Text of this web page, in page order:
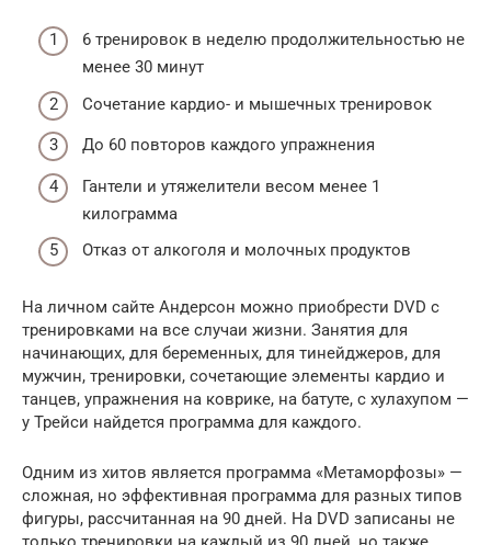
6 тренировок в неделю продолжительностью не
менее 30 минут
Сочетание кардио- и мышечных тренировок
До 60 повторов каждого упражнения
Гантели и утяжелители весом менее 1
килограмма
Отказ от алкоголя и молочных продуктов
На личном сайте Андерсон можно приобрести DVD с
тренировками на все случаи жизни. Занятия для
начинающих, для беременных, для тинейджеров, для
мужчин, тренировки, сочетающие элементы кардио и
танцев, упражнения на коврике, на батуте, с хулахупом —
у Трейси найдется программа для каждого.
Одним из хитов является программа «Метаморфозы» —
сложная, но эффективная программа для разных типов
фигуры, рассчитанная на 90 дней. На DVD записаны не